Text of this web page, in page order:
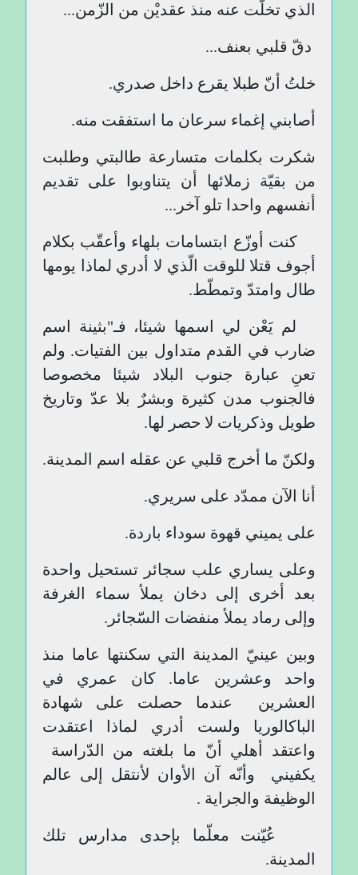
الذي تخلّت عنه منذ عقديْن من الزّمن...
دقّ قلبي بعنف...
خلتُ أنّ طبلا يقرع داخل صدري.
أصابني إغماء سرعان ما استفقت منه.
شكرت بكلمات متسارعة طالبتي وطلبت
من بقيّة زملائها أن يتناوبوا على تقديم
أنفسهم واحدا تلو آخر...
كنت أوزّع ابتسامات بلهاء وأعقّب بكلام
أجوف قتلا للوقت الّذي لا أدري لماذا يومها
طال وامتدّ وتمطّط.
لم يَعْن لي اسمها شيئا، فـ"بثينة اسم
ضارب في القدم متداول بين الفتيات. ولم
تعنِ عبارة جنوب البلاد شيئا مخصوصا
فالجنوب مدن كثيرة وبشرٌ بلا عدّ وتاريخ
طويل وذكريات لا حصر لها.
ولكنّ ما أخرج قلبي عن عقله اسم المدينة.
أنا الآن ممدّد على سريري.
على يميني قهوة سوداء باردة.
وعلى يساري علب سجائر تستحيل واحدة
بعد أخرى إلى دخان يملأ سماء الغرفة
وإلى رماد يملأ منفضات السّجائر.
وبين عينيّ المدينة التي سكنتها عاما منذ
واحد وعشرين عاما. كان عمري في
العشرين عندما حصلت على شهادة
الباكالوريا ولست أدري لماذا اعتقدت
واعتقد أهلي أنّ ما بلغته من الدّراسة
يكفيني وأنّه آن الأوان لأنتقل إلى عالم
الوظيفة والجراية .
عُيّنت معلّما بإحدى مدارس تلك
المدينة.